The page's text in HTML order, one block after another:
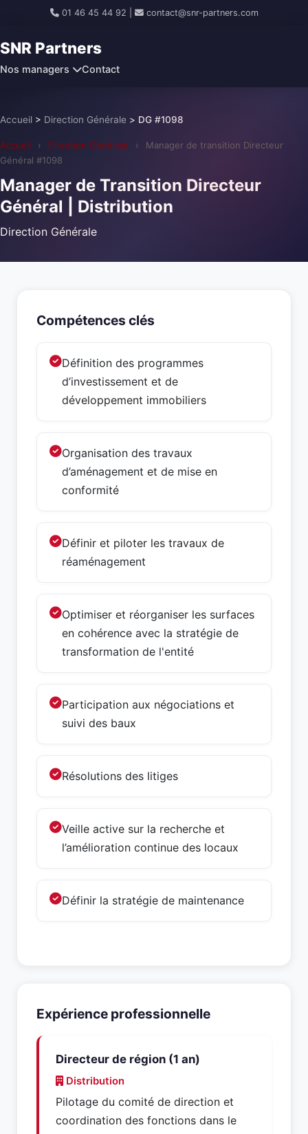
01 46 45 44 92 contact@snr-partners.com
SNR Partners
Nos managers Contact
Accueil > Direction Générale > DG #1098
Accueil › Direction Générale ›
Manager de transition Directeur
Général #1098
Manager de Transition Directeur
Général | Distribution
Direction Générale
Compétences clés
Définition des programmes
d’investissement et de
développement immobiliers
Organisation des travaux
d’aménagement et de mise en
conformité
Définir et piloter les travaux de
réaménagement
Optimiser et réorganiser les surfaces
en cohérence avec la stratégie de
transformation de l'entité
Participation aux négociations et
suivi des baux
Résolutions des litiges
Veille active sur la recherche et
l’amélioration continue des locaux
Définir la stratégie de maintenance
Expérience professionnelle
Directeur de région (1 an)
Distribution
Pilotage du comité de direction et
coordination des fonctions dans le